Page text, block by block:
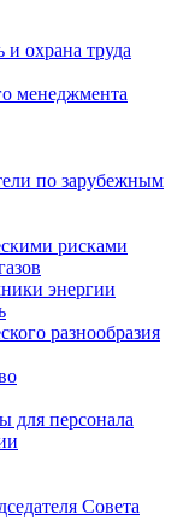
охрана труда
менеджмента
по зарубежным
рисками
энергии
разнообразия
для персонала
Совета